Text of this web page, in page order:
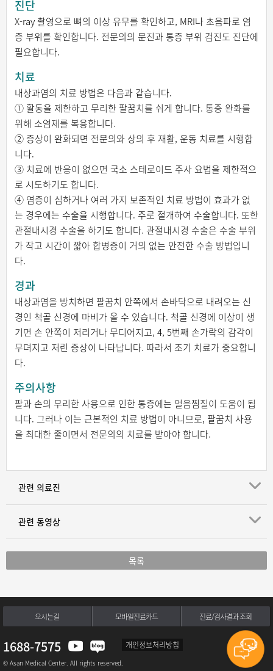
진단
X-ray 촬영으로 뼈의 이상 유무를 확인하고, MRI나 초음파로 염
증 부위를 확인합니다. 전문의의 문진과 통증 부위 검진도 진단에
필요합니다.
치료
내상과염의 치료 방법은 다음과 같습니다.
① 활동을 제한하고 무리한 팔꿈치를 쉬게 합니다. 통증 완화를
위해 소염제를 복용합니다.
② 증상이 완화되면 전문의와 상의 후 재활, 운동 치료를 시행합
니다.
③ 치료에 반응이 없으면 국소 스테로이드 주사 요법을 제한적으
로 시도하기도 합니다.
④ 염증이 심하거나 여러 가지 보존적인 치료 방법이 효과가 없
는 경우에는 수술을 시행합니다. 주로 절개하여 수술합니다. 또한
관절내시경 수술을 하기도 합니다. 관절내시경 수술은 수술 부위
가 작고 시간이 짧아 합병증이 거의 없는 안전한 수술 방법입니
다.
경과
내상과염을 방치하면 팔꿈치 안쪽에서 손바닥으로 내려오는 신
경인 척골 신경에 마비가 올 수 있습니다. 척골 신경에 이상이 생
기면 손 안쪽이 저리거나 무디어지고, 4, 5번째 손가락의 감각이
무뎌지고 저린 증상이 나타납니다. 따라서 조기 치료가 중요합니
다.
주의사항
팔과 손의 무리한 사용으로 인한 통증에는 얼음찜질이 도움이 됩
니다. 그러나 이는 근본적인 치료 방법이 아니므로, 팔꿈치 사용
을 최대한 줄이면서 전문의의 치료를 받아야 합니다.
관련 의료진
관련 동영상
목록
오시는길 모바일진료카드 진료/검사결과 조회
1688-7575 개인정보처리방침
© Asan Medical Center. All rights reserved.